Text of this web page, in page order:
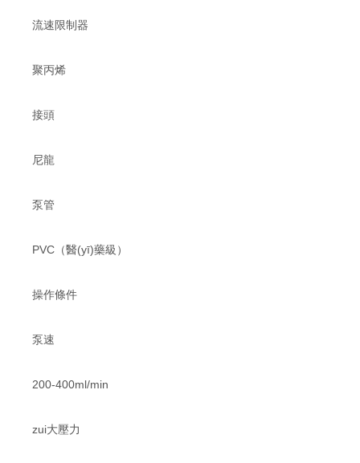
流速限制器
聚丙烯
接頭
尼龍
泵管
PVC（醫(yī)藥級）
操作條件
泵速
200-400ml/min
zui大壓力